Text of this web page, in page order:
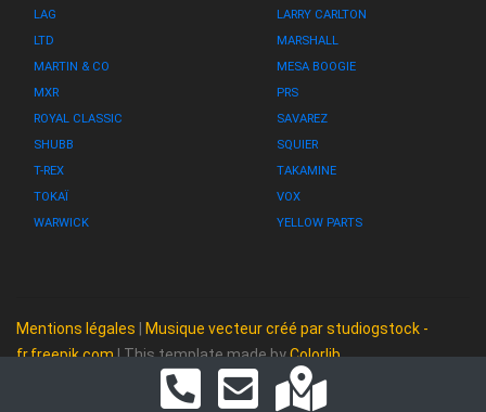
LAG
LARRY CARLTON
LTD
MARSHALL
MARTIN & CO
MESA BOOGIE
MXR
PRS
ROYAL CLASSIC
SAVAREZ
SHUBB
SQUIER
T-REX
TAKAMINE
TOKAÏ
VOX
WARWICK
YELLOW PARTS
Mentions légales | Musique vecteur créé par studiogstock -
fr.freepik.com| This template made byColorlib